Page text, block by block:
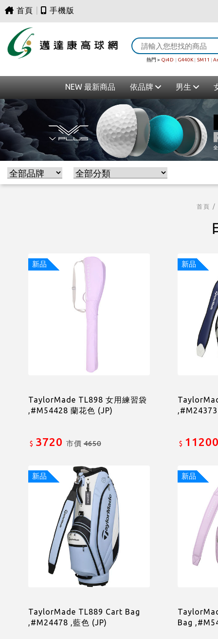
首頁 手機版
熱門 > Qi4D | G440K | SM11 |
NEW 最新商品 依品牌 男生
首頁 /
新品
TaylorMade TL898 女用練習袋
,#M54428 蘭花色 (JP)
$ 3720 市價4650
新品
$
新品
TaylorMade TL889 Cart Bag
,#M24478 ,藍色 (JP)
新品
Bag